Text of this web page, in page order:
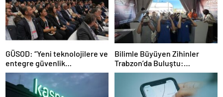
GÜSOD: “Yeni teknolojilere ve
entegre güvenlik
sistemlerine önem artacak”-
Haber Şafak
Bilimle Büyüyen Zihinler
Trabzon’da Buluştu:
STEAMFEST’te Bilim Rüzgârı
Esti!- Haber Şafak